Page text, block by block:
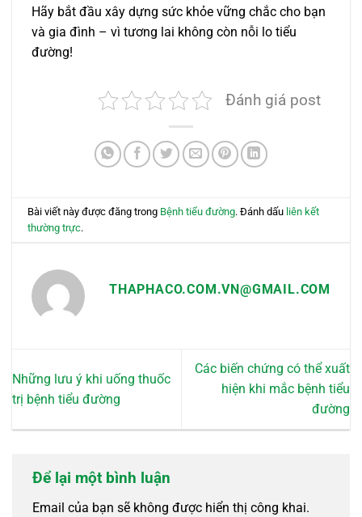
Hãy bắt đầu xây dựng sức khỏe vững chắc cho bạn
và gia đình – vì tương lai không còn nỗi lo tiểu
đường!
Đánh giá post
Bài viết này được đăng trong Bệnh tiểu đường. Đánh dấu liên kết
thường trực.
THAPHACO.COM.VN@GMAIL.COM
Những lưu ý khi uống thuốc
trị bệnh tiểu đường
Các biến chứng có thể xuất
hiện khi mắc bệnh tiểu
đường
Để lại một bình luận
Email của bạn sẽ không được hiển thị công khai.